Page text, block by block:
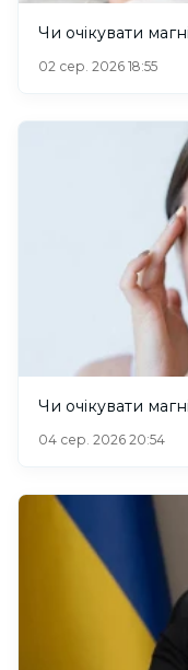
Чи очікувати
02 сер. 2026 18:55
Чи очікувати
04 сер. 2026 20:54